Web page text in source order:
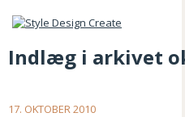
Indlæg i arkivet
17. OKTOBER 2010